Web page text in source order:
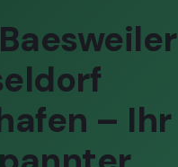
– Ihr